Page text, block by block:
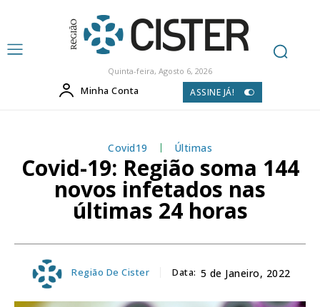
Quinta-feira, Agosto 6, 2026
Minha Conta ASSINE JÁ!
Covid19 Últimas
Covid-19: Região soma 144
novos infetados nas
últimas 24 horas
Região De Cister Data: 5 de Janeiro, 2022